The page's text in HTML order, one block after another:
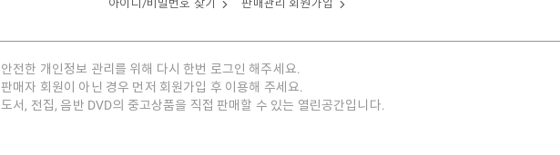
아이디/비밀번호 찾기 판매관리 회원가입
안전한 개인정보 관리를 위해 다시 한번 로그인 해주세요.
판매자 회원이 아닌 경우 먼저 회원가입 후 이용해 주세요.
도서, 전집, 음반 DVD의 중고상품을 직접 판매할 수 있는 열린공간입니다.